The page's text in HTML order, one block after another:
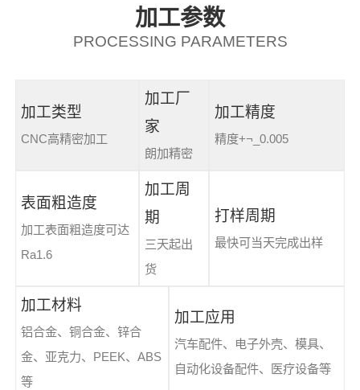
加工参数
PROCESSING PARAMETERS
加工类型
CNC高精密加工
加工厂
家
朗加精密
加工精度
精度+¬_0.005
表面粗造度
加工表面粗造度可达
Ra1.6
加工周
期
三天起出
货
打样周期
最快可当天完成出样
加工材料
铝合金、铜合金、锌合
金、亚克力、PEEK、ABS
等
加工应用
汽车配件、电子外壳、模具、
自动化设备配件、医疗设备等